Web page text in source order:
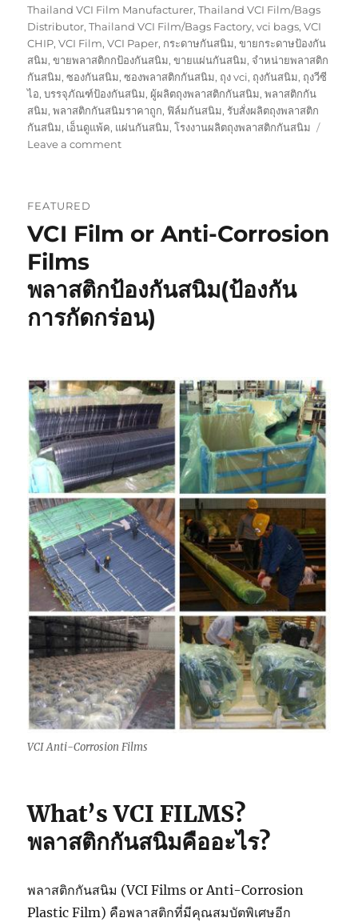
Thailand VCI Film Manufacturer,Thailand VCI Film/Bags
Distributor,Thailand VCI Film/Bags Factory,vci bags,VCI
CHIP,VCI Film,VCI Paper, กระดาษกันสนิม,ขายกระดาษป้องกัน
สนิม,ขายพลาสติกกป้องกันสนิม,ขายแผ่นกันสนิม, จำหน่ายพลาสติก
กันสนิม,ซองกันสนิม,ซองพลาสติกกันสนิม, ถุง vci, ถุงกันสนิม, ถุงวีซี
ไอ,บรรจุภัณฑ์ป้องกันสนิม, ผู้ผลิตถุงพลาสติกกันสนิม,พลาสติกกัน
สนิม,พลาสติกกันสนิมราคาถูก, ฟิล์มกันสนิม,รับสั่งผลิตถุงพลาสติก
กันสนิม, เอ็นดูแพ้ค, แผ่นกันสนิม,โรงงานผลิตถุงพลาสติกกันสนิม
Leave a commenton
FEATURED
VCI Film or Anti-Corrosion
Films
พลาสติกป้องกันสนิม(ป้องกัน
การกัดกร่อน)
VCI Anti-Corrosion Films
What’s VCI FILMS?
พลาสติกกันสนิมคืออะไร?
พลาสติกกันสนิม (VCI Films or Anti-Corrosion
Plastic Film) คือพลาสติกที่มีคุณสมบัตพิเศษอีก